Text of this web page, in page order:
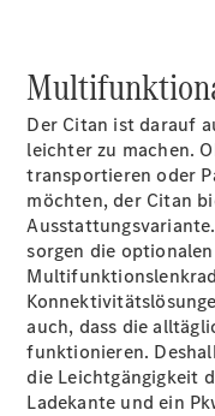
Probefahrt
Mercedes-
Benz Store
Vito
Alle Vito
Vito
Vito Mixto
Der Citan ist darauf
leichter zu machen.
transportieren oder
möchten, der Citan
sorgen die
auch, dass die
funktionieren.
die Leichtgängigkeit
Ladekante und ein